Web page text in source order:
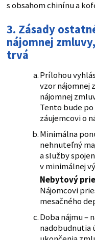
s obsahom chinínu a
3. Zásady
nájomnej
trvá
Prílohou
vzor nájomnej
nájomnej
Tento bude
záujemcovi o
Minimálna
nehnuteľný
a služby
v minimálnej
Nebytový
Nájomcovi
mesačného
Doba nájmu –
nadobudnutia